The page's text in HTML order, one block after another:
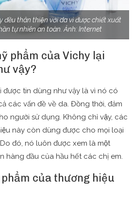
đều thân thiện với da vì được chiết xuất
tự nhiên an toàn. Ảnh: Internet
phẩm của Vichy lại
vậy?
được tin dùng như vậy là vì nó có
các vấn đề về da. Đồng thời, đảm
người sử dụng. Không chỉ vậy, các
này còn dùng được cho mọi loại
đó, nó luôn được xem là một
hàng đầu của hầu hết các chị em.
của thương hiệu